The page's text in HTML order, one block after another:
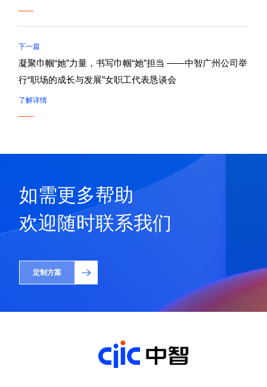
下一篇
凝聚巾帼“她”力量，书写巾帼“她”担当 ——中智广州公司举
行“职场的成长与发展”女职工代表恳谈会
了解详情
如需更多帮助
欢迎随时联系我们
定制方案